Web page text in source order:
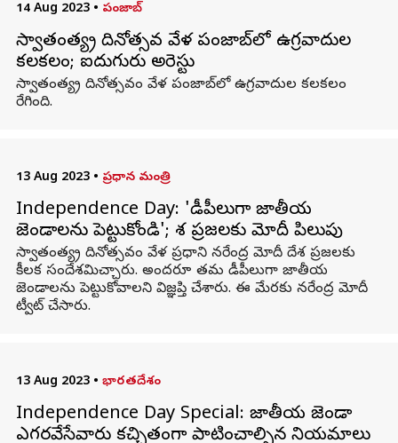
14 Aug 2023 • పంజాబ్
స్వాతంత్య్ర దినోత్సవ వేళ పంజాబ్‌లో ఉగ్రవాదుల
కలకలం; ఐదుగురు అరెస్టు
స్వాతంత్య్ర దినోత్సవం వేళ పంజాబ్‌లో ఉగ్రవాదుల కలకలం
రేగింది.
13 Aug 2023 • ప్రధాన మంత్రి
Independence Day: 'డీపీలుగా జాతీయ
జెండాలను పెట్టుకోండి'; దేశ ప్రజలకు మోదీ పిలుపు
స్వాతంత్య్ర దినోత్సవం వేళ ప్రధాని నరేంద్ర మోదీ దేశ ప్రజలకు
కీలక సందేశమిచ్చారు. అందరూ తమ డీపీలుగా జాతీయ
జెండాలను పెట్టుకోవాలని విజ్ఞప్తి చేశారు. ఈ మేరకు నరేంద్ర మోదీ
ట్వీట్ చేసారు.
13 Aug 2023 • భారతదేశం
Independence Day Special: జాతీయ జెండా
ఎగరవేసేవారు కచ్చితంగా పాటించాల్సిన నియమాలు